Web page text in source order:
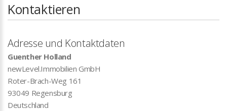
Kontaktieren
Adresse und Kontaktdaten
Guenther Holland
newLevel.Immobilien GmbH
Roter-Brach-Weg 161
93049 Regensburg
Deutschland